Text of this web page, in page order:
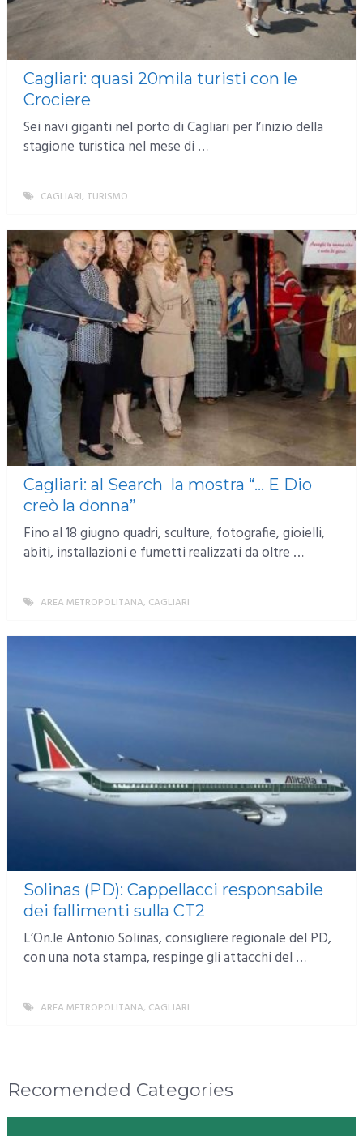
Cagliari: quasi 20mila turisti con le
Crociere
Sei navi giganti nel porto di Cagliari per l’inizio della
stagione turistica nel mese di …
CAGLIARI, TURISMO
Cagliari: al Search la mostra “… E Dio
creò la donna”
Fino al 18 giugno quadri, sculture, fotografie, gioielli,
abiti, installazioni e fumetti realizzati da oltre …
AREA METROPOLITANA, CAGLIARI
Solinas (PD): Cappellacci responsabile
dei fallimenti sulla CT2
L’On.le Antonio Solinas, consigliere regionale del PD,
con una nota stampa, respinge gli attacchi del …
AREA METROPOLITANA, CAGLIARI
Recomended Categories